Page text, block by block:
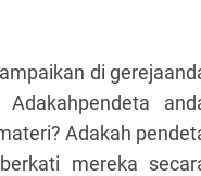
di
Adakah
mereka